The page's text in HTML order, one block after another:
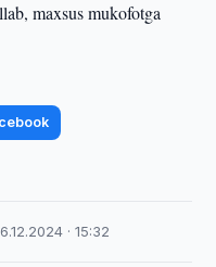
maxsus mukofotga
· 15:32